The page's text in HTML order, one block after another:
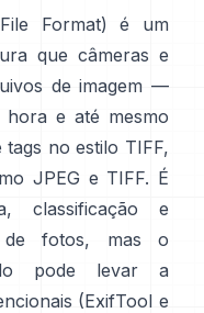
Format) é um
que câmeras e
de imagem —
e até mesmo
tags noestilo TIFF,
JPEG e TIFF. É
classificação e
de fotos, mas o
pode levar a
(ExifTool e